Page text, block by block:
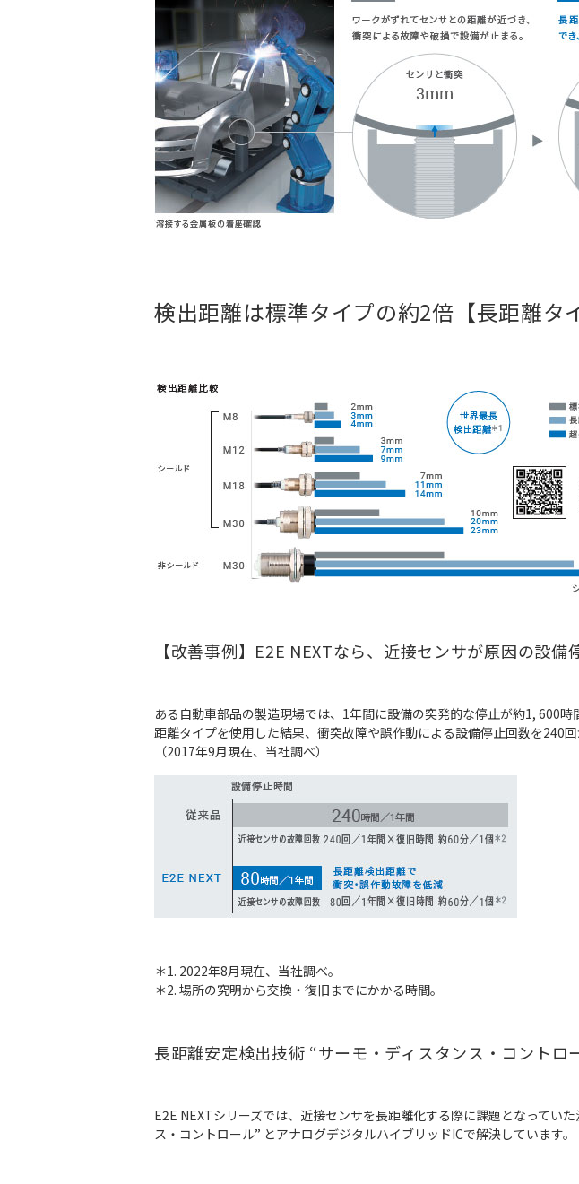
検出距離は標準タイプの約2倍【長距離タ
【改善事例】E2E NEXTなら、近接センサが原因の設
ある自動車部品の製造現場では、1年間に設備の突発的な停止が約1, 600
距離タイプを使用した結果、衝突故障や誤作動による設備停止回数を240
（2017年9月現在、当社調べ）
＊1. 2022年8月現在、当社調べ。
＊2. 場所の究明から交換・復旧までにかかる時間。
長距離安定検出技術 “サーモ・ディスタンス・コント
E2E NEXTシリーズでは、近接センサを長距離化する際に課題となってい
ス・コントロール” とアナログデジタルハイブリッドICで解決しています。